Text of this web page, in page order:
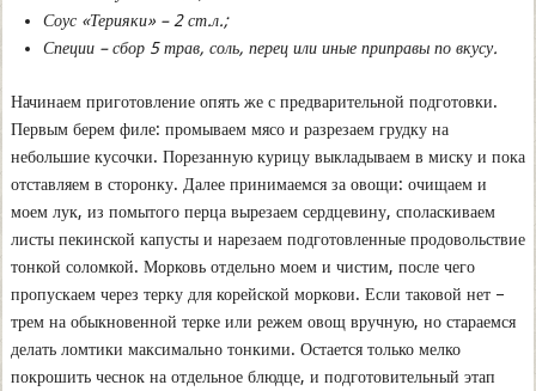
Соус «Терияки» – 2 ст.л.;
Специи – сбор 5 трав, соль, перец или иные приправы по вкусу.
Начинаем приготовление опять же с предварительной подготовки.
Первым берем филе: промываем мясо и разрезаем грудку на
небольшие кусочки. Порезанную курицу выкладываем в миску и пока
отставляем в сторонку. Далее принимаемся за овощи: очищаем и
моем лук, из помытого перца вырезаем сердцевину, споласкиваем
листы пекинской капусты и нарезаем подготовленные продовольствие
тонкой соломкой. Морковь отдельно моем и чистим, после чего
пропускаем через терку для корейской моркови. Если таковой нет –
трем на обыкновенной терке или режем овощ вручную, но стараемся
делать ломтики максимально тонкими. Остается только мелко
покрошить чеснок на отдельное блюдце, и подготовительный этап